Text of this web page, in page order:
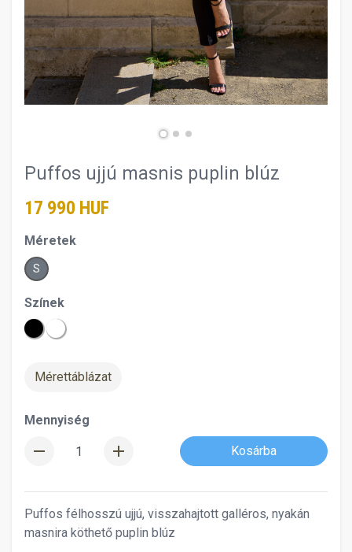
Puffos ujjú masnis puplin blúz
17 990 HUF
Méretek
S
Színek
Mérettáblázat
Mennyiség
remove add Kosárba
Puffos félhosszú ujjú, visszahajtott galléros, nyakán
masnira köthető puplin blúz